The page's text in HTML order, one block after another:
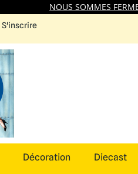
NOUS SOMMES
S'inscrire
Décoration Diecast